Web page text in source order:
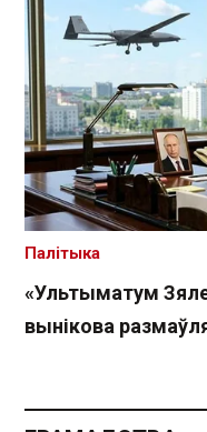
«Ультыматум
вынікова
Палітыка